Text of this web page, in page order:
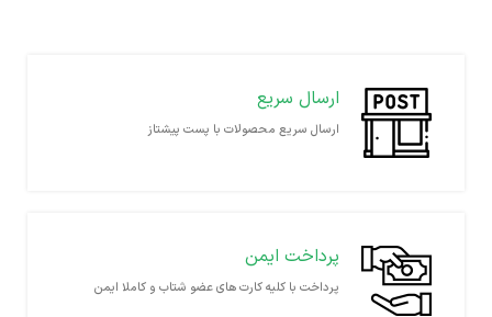
ارسال سریع
ارسال سریع محصولات با پست پیشتاز
پرداخت ایمن
پرداخت با کلیه کارت های عضو شتاب و کاملا ایمن